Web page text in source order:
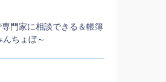
門家に相談できる＆帳簿
ちょぼ～